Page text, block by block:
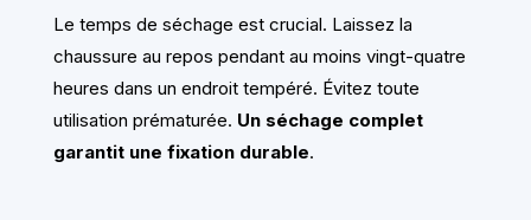
Le temps de séchage est crucial. Laissez la
chaussure au repos pendant au moins vingt-quatre
heures dans un endroit tempéré. Évitez toute
utilisation prématurée. Un séchage complet
garantit une fixation durable.